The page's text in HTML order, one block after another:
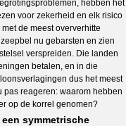
hebben het
voor zekerheid en elk risico
de meest oververhitte
nu gebarsten en zien
verspreiden. Die landen
betalen, en in die
dus het meest
reageren: waarom hebben
op de korrel genomen?
symmetrische